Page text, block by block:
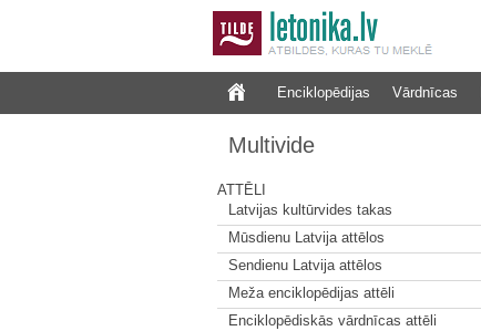
Enciklopēdijas Vārdnīcas
Multivide
ATTĒLI
Latvijas kultūrvides takas
Mūsdienu Latvija attēlos
Sendienu Latvija attēlos
Meža enciklopēdijas attēli
Enciklopēdiskās vārdnīcas attēli